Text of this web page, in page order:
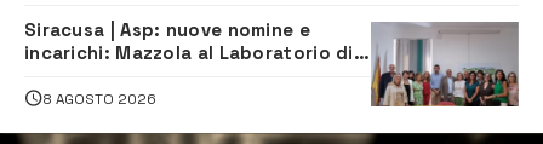
Siracusa | Asp: nuove nomine e
incarichi: Mazzola al Laboratorio di
Servizio Legale
8 AGOSTO 2026